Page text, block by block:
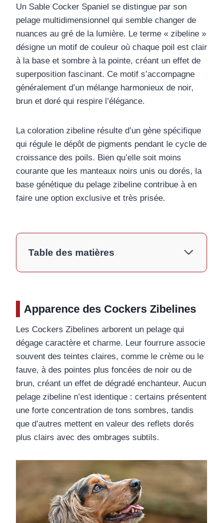
Un Sable Cocker Spaniel se distingue par son
pelage multidimensionnel qui semble changer de
nuances au gré de la lumière. Le terme « zibeline »
désigne un motif de couleur où chaque poil est clair
à la base et sombre à la pointe, créant un effet de
superposition fascinant. Ce motif s’accompagne
généralement d’un mélange harmonieux de noir,
brun et doré qui respire l’élégance.
La coloration zibeline résulte d’un gène spécifique
qui régule le dépôt de pigments pendant le cycle de
croissance des poils. Bien qu’elle soit moins
courante que les manteaux noirs unis ou dorés, la
base génétique du pelage zibeline contribue à en
faire une option exclusive et très prisée.
Table des matières
Apparence des Cockers Zibelines
Les Cockers Zibelines arborent un pelage qui
dégage caractère et charme. Leur fourrure associe
souvent des teintes claires, comme le crème ou le
fauve, à des pointes plus foncées de noir ou de
brun, créant un effet de dégradé enchanteur. Aucun
pelage zibeline n’est identique : certains présentent
une forte concentration de tons sombres, tandis
que d’autres mettent en valeur des reflets dorés
plus clairs avec des ombrages subtils.